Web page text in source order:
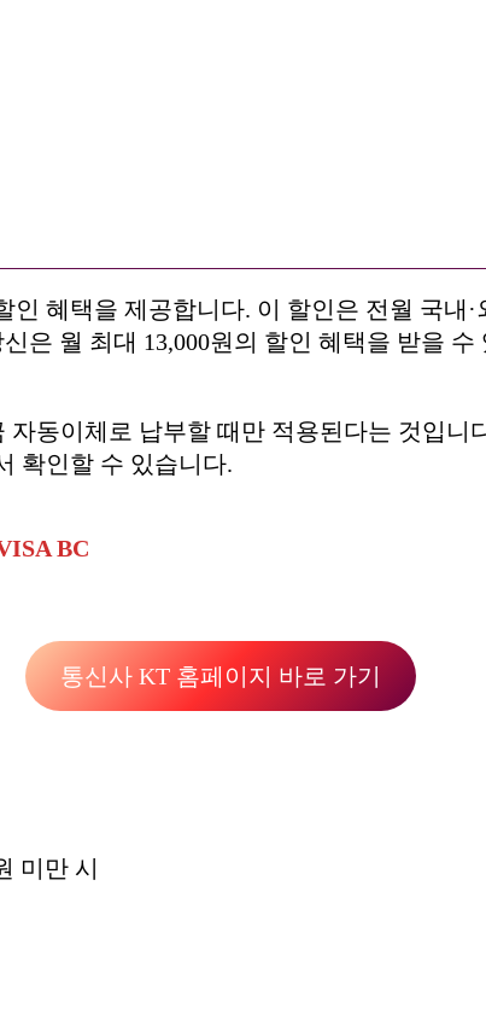
혜택을 제공합니다. 이 할인은 전월 국내
은 월 최대 13,000원의 할인 혜택을 받을
동이체로 납부할 때만 적용된다는 것입니
확인할 수 있습니다.
BC
통신사 KT 홈페이지 바로 가기
미만 시